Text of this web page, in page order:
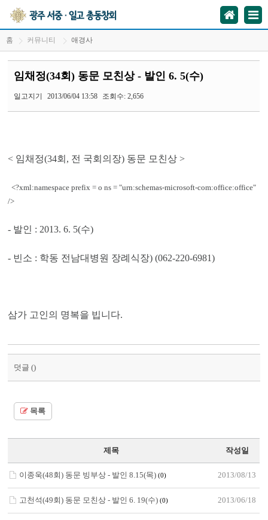
홈 커뮤니티 애경사
임채정(34회) 동문 모친상 - 발인 6. 5(수)
일고지기 2013/06/04 13:58 조회수: 2,656
< 임채정(34회 , 전 국회의장) 동문 모친상>
<?xml:namespace prefix = o ns = "urn:schemas-microsoft-com:office:office"
/>
- 발인 : 2013. 6. 5(수)
- 빈소 : 학동 전남대병원 장례식장) (062-220-6981)
삼가 고인의 명복을 빕니다.
덧글 ()
목록
제목 작성일
이종욱(48회) 동문 빙부상 - 발인 8.15(목)(0) 2013/08/13
고천석(49회) 동문 모친상 - 발인 6. 19(수)(0) 2013/06/18